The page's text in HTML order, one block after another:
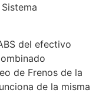
del efectivo
de Frenos de la
de la misma